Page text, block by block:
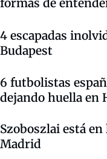
formas de
4 escapadas
Budapest
6 futbolistas
dejando huella en
Szoboszlai está
Madrid